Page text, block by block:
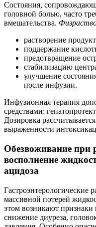
Состояния,
головной болью, часто
вмешательства.
растворение
поддержание
предотвращение
стабилизацию
улучшение
после инфузии.
Инфузионная терапия
средствами:
Дозировка
выраженности
Обезвоживание при
восполнение
ацидоза
Гастроэнтерологические
массивной потерей
этом возникают признаки
снижение диуреза,